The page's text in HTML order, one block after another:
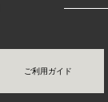
ご利用ガイド